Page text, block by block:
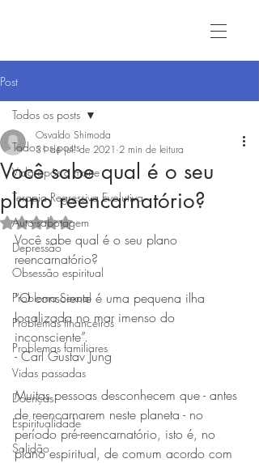
Post
Todos os posts
Vida após a morte
Terapia Regressiva Evolutiva
Auto-sabotagem
Depressão
Obsessão espiritual
Problema Sexual
Problemas financeiros
Problemas familiares
Vidas passadas
Doenças
Espiritualidade
Solidão
Todos os posts
Você sabe qual é o seu
plano reencarnatório?
Osvaldo Shimoda
31 de jul. de 2021 2 min de leitura
Avaliado com NaN de 5 estrelas.
Você sabe qual é o seu plano
reencarnatório?
“O consciente é uma pequena ilha
localizada no mar imenso do
inconsciente”.
- Carl Gustav Jung
Muitas pessoas desconhecem que - antes
de reencarnarem neste planeta - no
período pré-reencarnatório, isto é, no
plano espiritual, de comum acordo com